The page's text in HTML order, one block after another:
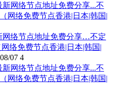
网络节点地址免费分享…不定
络免费节点香港|日本|韩国|
08/07 4